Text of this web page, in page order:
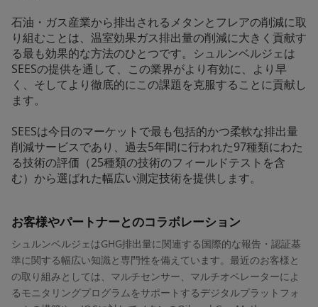
石油・ガス産業から排出されるメタンとフレアの削減に取
り組むことは、温室効果ガス排出量の削減に大きく貢献す
る最も効果的な方法のひとつです。シュルンベルジェは
SEESの提供を通して、この業界がより有効に、より早
く、そしてより徹底的にこの課題を克服することに貢献し
ます。
SEESは今日のマーケットで最も包括的かつ柔軟な排出量
削減サービスであり、過去5年間に行われた97種類にわた
る技術の評価（25種類の技術のフィールドテストを含
む）から選ばれた幅広い測定技術を提供します。
お客様やパートナーとのコラボレーション
シュルンベルジェはGHG排出量に関連する国際的な報告・認証基
準に関する幅広い知識と専門性を備えています。最近のお客様と
の取り組みとしては、マルチセンサー、マルチオペレーターによ
るモニタリングプログラムをサポートするデジタルプラットフォ